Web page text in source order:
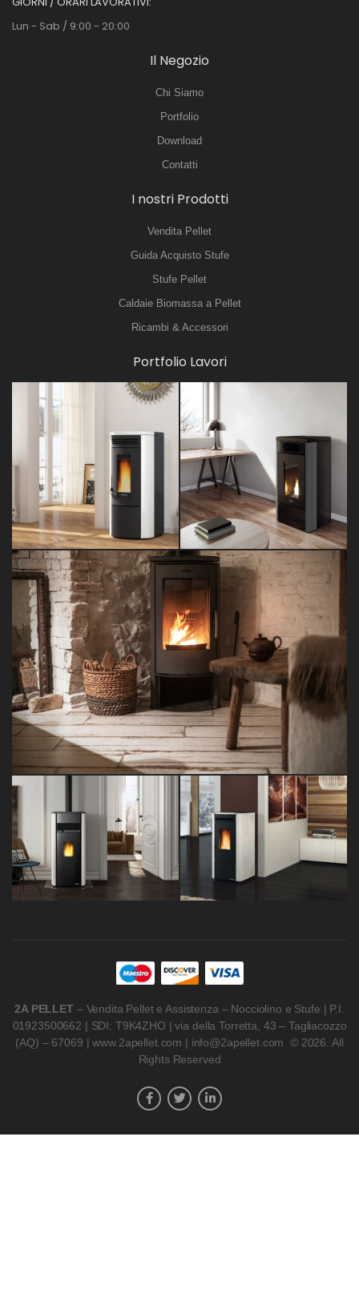
Lun - Sab / 9:00 - 20:00
Il Negozio
Chi Siamo
Portfolio
Download
Contatti
I nostri Prodotti
Vendita Pellet
Guida Acquisto Stufe
Stufe Pellet
Caldaie Biomassa a Pellet
Ricambi & Accessori
Portfolio Lavori
2A PELLET– Vendita Pellet e Assistenza – Nocciolino e Stufe | P.I.
01923500662 | SDI: T9K4ZHO | via della Torretta, 43 – Tagliacozzo
(AQ) – 67069 | www.2apellet.com | info@2apellet.com © 2026. All
Rights Reserved